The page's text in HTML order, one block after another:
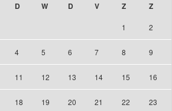
D W D V Z Z
1 2
4 5 6 7 8 9
11 12 13 14 15 16
18 19 20 21 22 23